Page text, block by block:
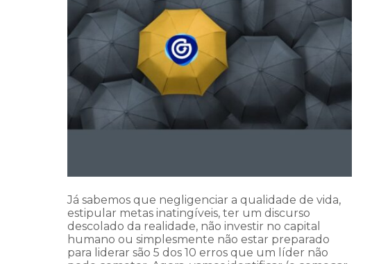
Já sabemos que negligenciar a qualidade de vida,
estipular metas inatingíveis, ter um discurso
descolado da realidade, não investir no capital
humano ou simplesmente não estar preparado
para liderar são 5 dos 10 erros que um líder não